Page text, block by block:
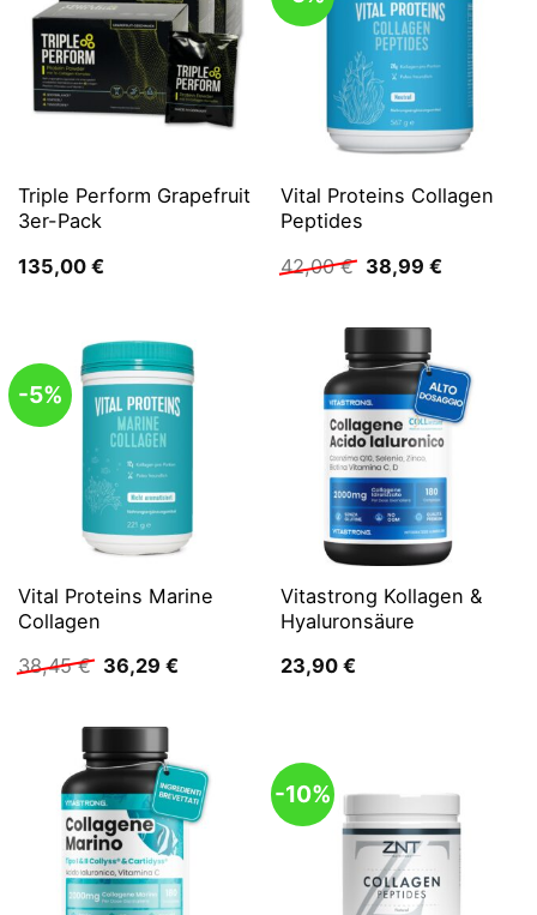
Triple Perform Grapefruit
3er-Pack
135,00 €
Vital Proteins Collagen
Peptides
42,00€ Ursprünglicher
Preis
42,00 €
38,99 €Aktueller
-5%
Vital Proteins Marine
Collagen
38,45€ Ursprünglicher
Preis
38,45 €
36,29 €Aktueller
Vitastrong Kollagen &
Hyaluronsäure
23,90 €
-10%